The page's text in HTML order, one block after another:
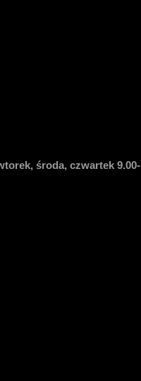
środa, czwartek 9.00-